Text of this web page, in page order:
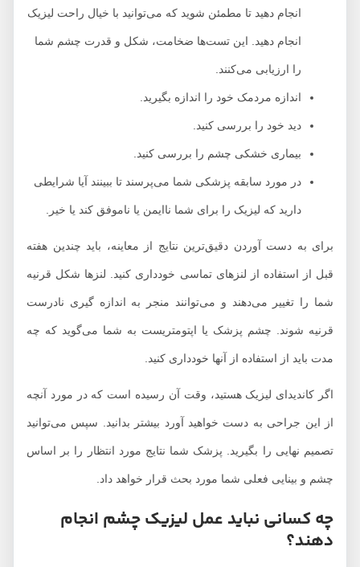
انجام دهید تا مطمئن شوید که می‌توانید با خیال راحت لیزیک
انجام دهید. این تست‌ها ضخامت، شکل و قدرت چشم شما
را ارزیابی می‌کنند.
اندازه مردمک خود را اندازه بگیرید.
دید خود را بررسی کنید.
بیماری خشکی چشم را بررسی کنید.
در مورد سابقه پزشکی شما می‌پرسند تا ببینند آیا شرایطی
دارید که لیزیک را برای شما ناایمن یا ناموفق کند یا خیر.
برای به دست آوردن دقیق‌ترین نتایج از معاینه، باید چندین هفته
قبل از استفاده از لنزهای تماسی خودداری کنید. لنزها شکل قرنیه
شما را تغییر می‌دهند و می‌توانند منجر به اندازه گیری نادرست
قرنیه شوند. چشم پزشک یا اپتومتریست به شما می‌گوید که چه
مدت باید از استفاده از آنها خودداری کنید.
اگر کاندیدای لیزیک هستید، وقت آن رسیده است که در مورد آنچه
از این جراحی به دست خواهید آورد بیشتر بدانید. سپس می‌توانید
تصمیم نهایی را بگیرید. پزشک شما نتایج مورد انتظار را بر اساس
چشم و بینایی فعلی شما مورد بحث قرار خواهد داد.
چه کسانی نباید عمل لیزیک چشم انجام
دهند؟